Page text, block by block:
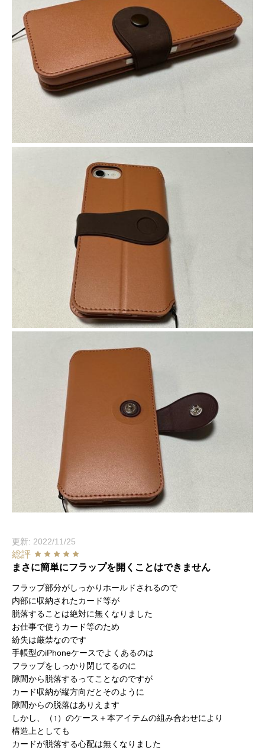
更新: 2022/11/25
総評
まさに簡単にフラップを開くことはできません
フラップ部分がしっかりホールドされるので
内部に収納されたカード等が
脱落することは絶対に無くなりました
お仕事で使うカード等のため
紛失は厳禁なのです
手帳型のiPhoneケースでよくあるのは
フラップをしっかり閉じてるのに
隙間から脱落するってことなのですが
カード収納が縦方向だとそのように
隙間からの脱落はありえます
しかし、（↑）のケース＋本アイテムの組み合わせにより
構造上としても
カードが脱落する心配は無くなりました